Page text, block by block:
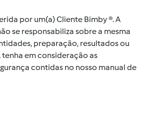
por um(a) Cliente Bimby ®. A
se responsabiliza sobre a mesma
preparação, resultados ou
tenha em consideração as
contidas no nosso manual de